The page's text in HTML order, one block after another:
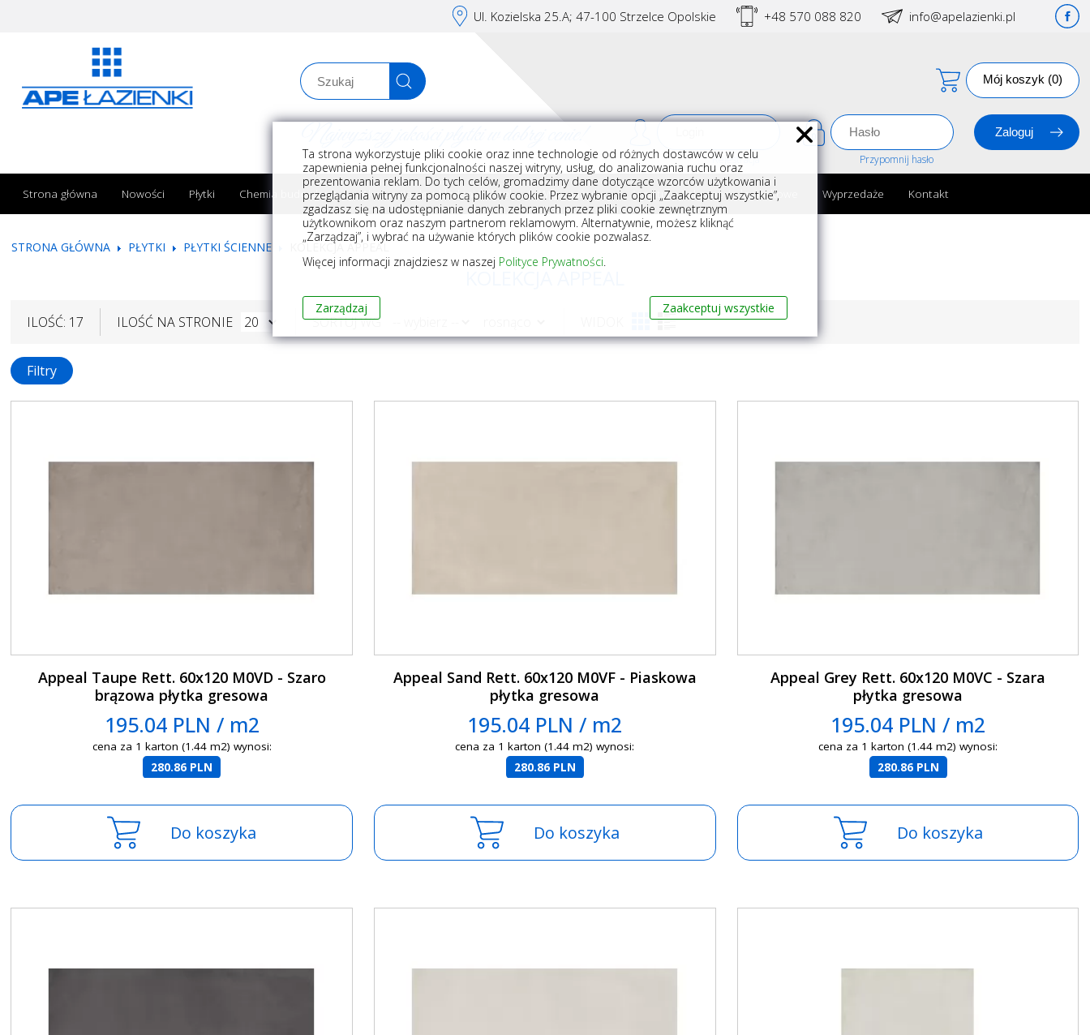
Ul. Kozielska 25.A; 47-100 Strzelce Opolskie +48 570 088 820 info@apelazienki.pl
Mój koszyk (0)
Rejestracja Przypomnij hasło
Strona główna Nowości Płytki Chemia budowlana Akcesoria do układania płytek Wyposażenie Armatura i akcesoria łazienkowe Wyprzedaże Kontakt
STRONA GŁÓWNA PŁYTKI PŁYTKI ŚCIENNE KOLEKCJA APPEAL
KOLEKCJA APPEAL
ILOŚĆ: 17 ILOŚĆ NA STRONIE SORTUJ WG
Filtry
Appeal Taupe Rett. 60x120 M0VD - Szaro
brązowa płytka gresowa
195.04 PLN / m2
cena za 1 karton (1.44 m2) wynosi:
280.86 PLN
Do koszyka
Appeal Sand Rett. 60x120 M0VF - Piaskowa
płytka gresowa
195.04 PLN / m2
cena za 1 karton (1.44 m2) wynosi:
280.86 PLN
Do koszyka
Appeal Grey Rett. 60x120 M0VC - Szara
płytka gresowa
195.04 PLN / m2
cena za 1 karton (1.44 m2) wynosi:
280.86 PLN
Do koszyka
Ta strona wykorzystuje pliki cookie oraz inne technologie od różnych dostawców w celu
zapewnienia pełnej funkcjonalności naszej witryny, usług, do analizowania ruchu oraz
prezentowania reklam. Do tych celów, gromadzimy dane dotyczące wzorców użytkowania i
przeglądania witryny za pomocą plików cookie. Przez wybranie opcji „Zaakceptuj wszystkie”,
zgadzasz się na udostępnianie danych zebranych przez pliki cookie zewnętrznym
użytkownikom oraz naszym partnerom reklamowym. Alternatywnie, możesz kliknąć
„Zarządzaj”, i wybrać na używanie których plików cookie pozwalasz.
Więcej informacji znajdziesz w naszej Polityce Prywatności.
Zarządzaj Zaakceptuj wszystkie